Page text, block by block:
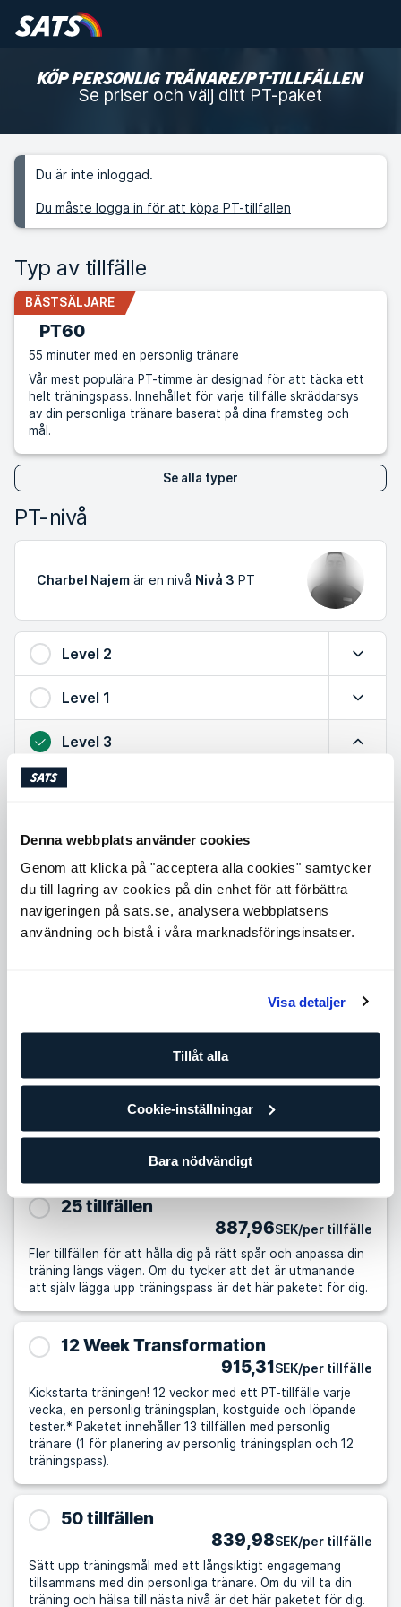
Denna webbplats använder cookies
Genom att klicka på "acceptera alla cookies" samtycker
du till lagring av cookies på din enhet för att förbättra
navigeringen på sats.se, analysera webbplatsens
användning och bistå i våra marknadsföringsinsatser.
Visa detaljer
Tillåt alla
Cookie-inställningar
Bara nödvändigt
KÖP PERSONLIG TRÄNARE/PT-TILLFÄLLEN
Se priser och välj ditt PT-paket
Du är inte inloggad.
Du måste logga in för att köpa PT-tillfallen
Typ av tillfälle
PT60
BÄSTSÄLJARE
55 minuter med en personlig tränare
Vår mest populära PT-timme är designad för att täcka ett
helt träningspass. Innehållet för varje tillfälle skräddarsys
av din personliga tränare baserat på dina framsteg och
mål.
Se alla typer
PT-nivå
Charbel Najem är en nivå Nivå 3 PT
Level 2
Level 1
Level 3
Utökad kunskap om säker träning, effektiva övningar
Ytterligare kompetens såsom kost, hälsa och livsstil
Ett bra val om du vill ha bred erfarenhet och kunskap
Level 4
och träningsplan. Om du redan tränar regelmässigt på egen
hand eller på gruppträningsklasser är det här paketet för
25 tillfällen
887,96SEK/per tillfälle
Fler tillfällen för att hålla dig på rätt spår och anpassa din
träning längs vägen. Om du tycker att det är utmanande
att själv lägga upp träningspass är det här paketet för dig.
12 Week Transformation
915,31SEK/per tillfälle
Kickstarta träningen! 12 veckor med ett PT-tillfälle varje
vecka, en personlig träningsplan, kostguide och löpande
tester.* Paketet innehåller 13 tillfällen med personlig
tränare (1 för planering av personlig träningsplan och 12
träningspass).
50 tillfällen
839,98SEK/per tillfälle
Sätt upp träningsmål med ett långsiktigt engagemang
tillsammans med din personliga tränare. Om du vill ta din
träning och hälsa till nästa nivå är det här paketet för dig.